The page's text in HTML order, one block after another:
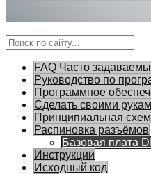
FAQ Часто
Руководство по
Программное
Сделать своими
Принципиальная
Распиновка разъёмов
Базовая плата
Инструкции
Исходный код